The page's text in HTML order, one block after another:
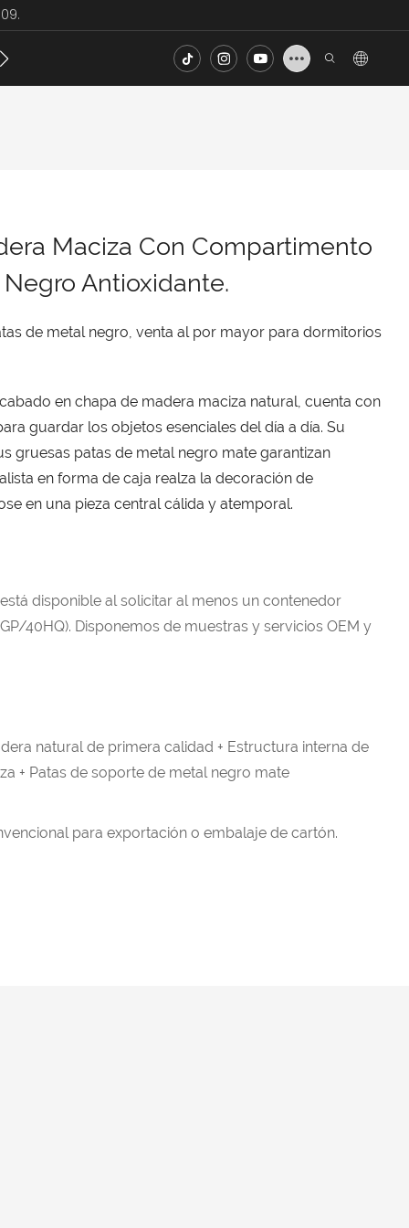
Contacto FAQ
Maciza Con Compartimento
Antioxidante.
de metal negro, venta al por mayor para dormitorios
en chapa de madera maciza natural, cuenta con
guardar los objetos esenciales del día a día. Su
gruesas patas de metal negro mate garantizan
en forma de caja realza la decoración de
en una pieza central cálida y atemporal.
disponible al solicitar al menos un contenedor
40HQ). Disponemos de muestras y servicios OEM y
natural de primera calidad + Estructura interna de
+ Patas de soporte de metal negro mate
para exportación o embalaje de cartón.